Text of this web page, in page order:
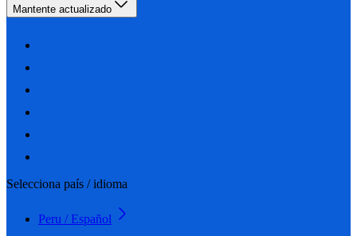
Mantente actualizado
Selecciona país / idioma
Peru / Español